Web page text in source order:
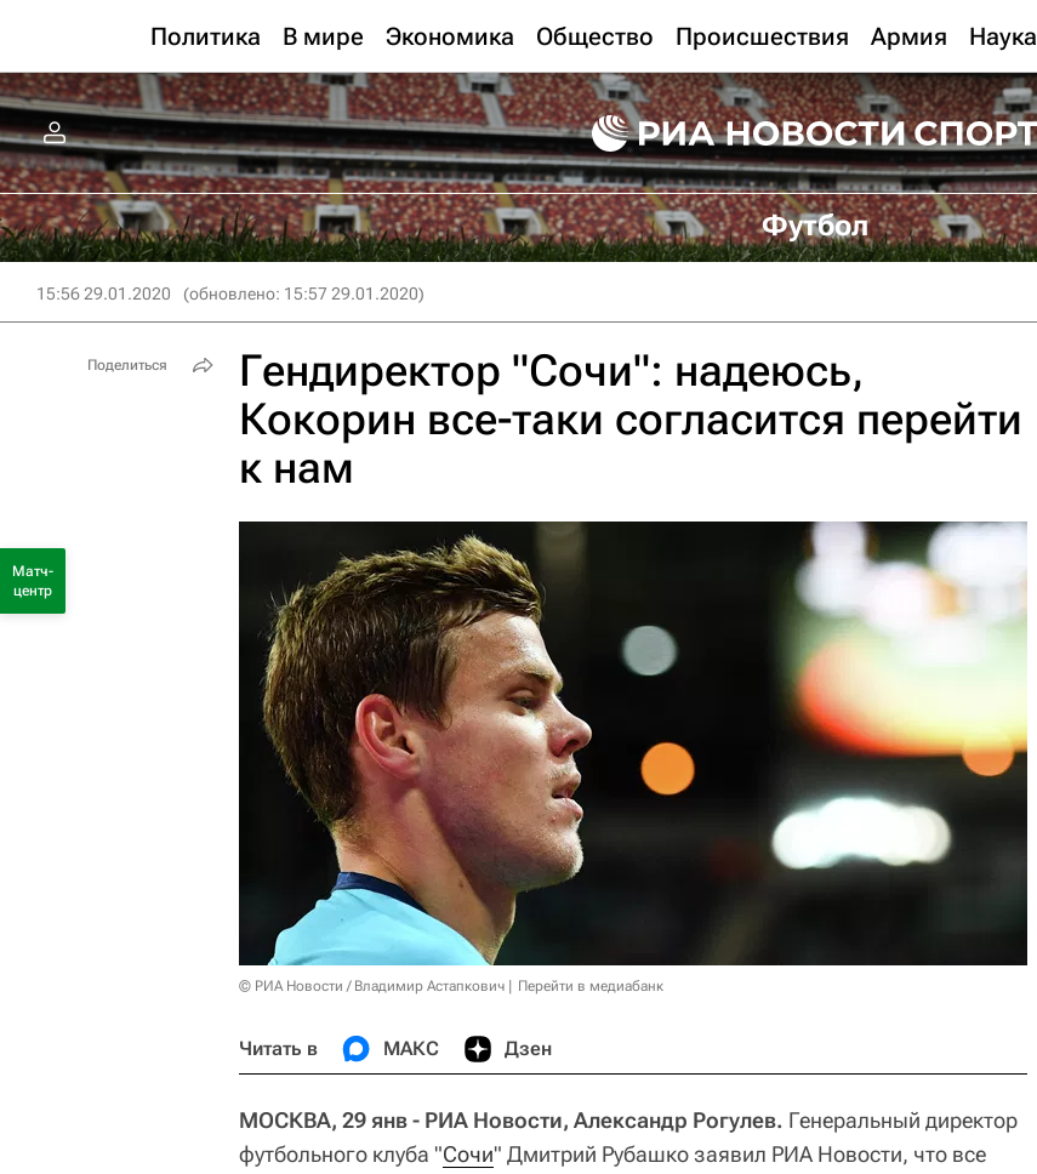
Политика В мире Экономика Общество Происшествия Армия Наука
Футбол
15:56 29.01.2020 (обновлено: 15:57 29.01.2020)
Гендиректор "Сочи": надеюсь,
Кокорин все-таки согласится перейти
к нам
© РИА Новости / Владимир Астапкович Перейти в медиабанк
Читать в МАКС Дзен
МОСКВА, 29 янв - РИА Новости, Александр Рогулев. Генеральный директор
футбольного клуба "Сочи" Дмитрий Рубашко заявил РИА Новости, что все
Поделиться
Матч-
центр